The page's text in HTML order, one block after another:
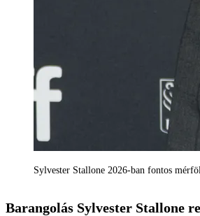
Sylvester Stallone 2026-ban fontos
Barangolás Sylvester Stallone